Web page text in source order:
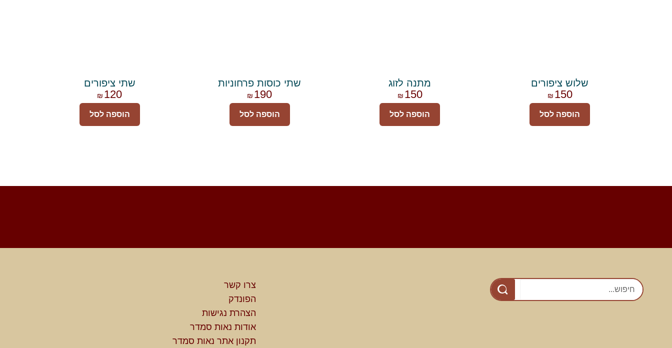
שלוש ציפורים
₪ 150
הוספה לסל
מתנה לזוג
₪ 150
הוספה לסל
שתי כוסות פרחוניות
₪ 190
הוספה לסל
שתי ציפורים
₪ 120
הוספה לסל
צרו קשר
הפונדק
הצהרת נגישות
אודות נאות סמדר
תקנון אתר נאות סמדר